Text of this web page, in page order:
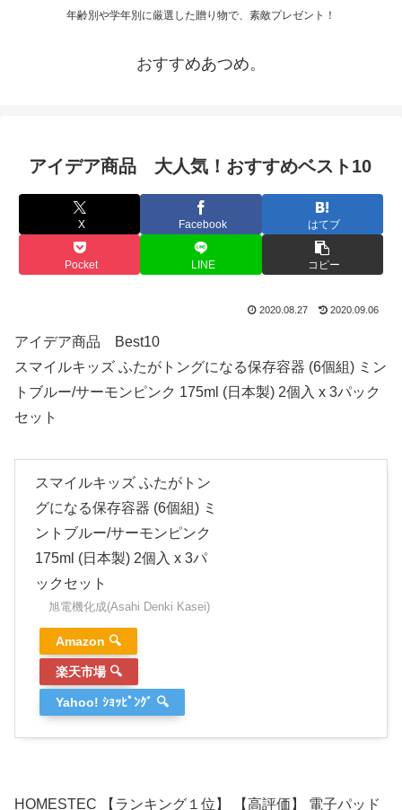
年齢別や学年別に厳選した贈り物で、素敵プレゼント！
おすすめあつめ。
アイデア商品 大人気！おすすめベスト10
X Facebook はてブ
Pocket LINE コピー
2020.08.27 2020.09.06
アイデア商品 Best10
スマイルキッズ ふたがトングになる保存容器 (6個組) ミン
トブルー/サーモンピンク 175ml (日本製) 2個入 x 3パック
セット
スマイルキッズ ふたがトン
グになる保存容器 (6個組) ミ
ントブルー/サーモンピンク
175ml (日本製) 2個入 x 3パ
ックセット
旭電機化成(Asahi Denki Kasei)
Amazon 🔍
楽天市場 🔍
Yahoo! ｼｮｯﾋﾟﾝｸﾞ 🔍
HOMESTEC 【ランキング１位】 【高評価】 電子パッド